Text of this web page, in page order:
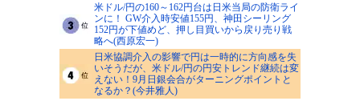
米ドル/円の160～162円台は日米当局の防衛ライ
ンに！ GW介入時安値155円、神田シーリング
152円が下値めど、押し目買いから戻り売り戦
略へ(西原宏一)
日米協調介入の影響で円は一時的に方向感を失
いそうだが、米ドル/円の円安トレンド継続は変
えない！9月日銀会合がターニングポイントと
なるか？(今井雅人)